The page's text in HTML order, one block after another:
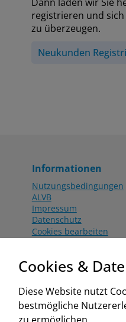
registrieren und
zu überzeugen.
Neukunden
Informationen
Nutzungsbedingungen
ALVB
Impressum
Datenschutz
Cookies bearbeiten
Aktionsbedingungen
www.worahnik.at
Zentrale Köttlach
Cookies &
Diese Website nutzt
bestmögliche